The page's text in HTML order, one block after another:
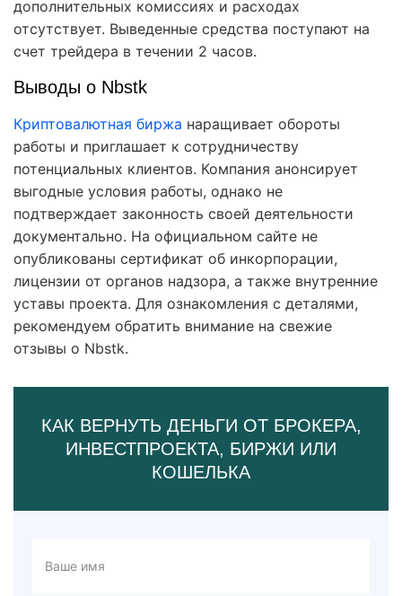
дополнительных комиссиях и расходах
отсутствует. Выведенные средства поступают на
счет трейдера в течении 2 часов.
Выводы о Nbstk
Криптовалютная биржа наращивает обороты
работы и приглашает к сотрудничеству
потенциальных клиентов. Компания анонсирует
выгодные условия работы, однако не
подтверждает законность своей деятельности
документально. На официальном сайте не
опубликованы сертификат об инкорпорации,
лицензии от органов надзора, а также внутренние
уставы проекта. Для ознакомления с деталями,
рекомендуем обратить внимание на свежие
отзывы о Nbstk.
КАК ВЕРНУТЬ ДЕНЬГИ ОТ БРОКЕРА,
ИНВЕСТПРОЕКТА, БИРЖИ ИЛИ
КОШЕЛЬКА